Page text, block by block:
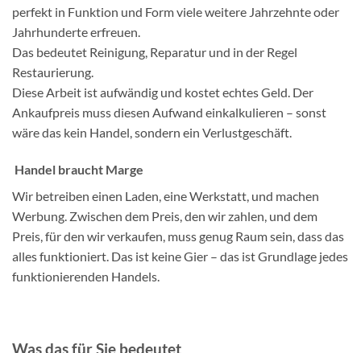
perfekt in Funktion und Form viele weitere Jahrzehnte oder
Jahrhunderte erfreuen.
Das bedeutet Reinigung, Reparatur und in der Regel
Restaurierung.
Diese Arbeit ist aufwändig und kostet echtes Geld. Der
Ankaufpreis muss diesen Aufwand einkalkulieren – sonst
wäre das kein Handel, sondern ein Verlustgeschäft.
Handel braucht Marge
Wir betreiben einen Laden, eine Werkstatt, und machen
Werbung. Zwischen dem Preis, den wir zahlen, und dem
Preis, für den wir verkaufen, muss genug Raum sein, dass das
alles funktioniert. Das ist keine Gier – das ist Grundlage jedes
funktionierenden Handels.
Was das für Sie bedeutet